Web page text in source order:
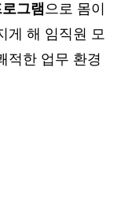
그램으로 몸이
게 해 임직원 모
적한 업무 환경